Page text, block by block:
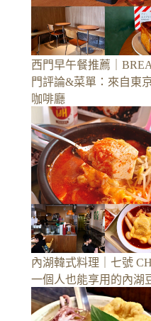
西門早午餐推薦｜
門評論&菜單：來自東
咖啡廳
內湖韓式料理｜七號
一個人也能享用的內湖